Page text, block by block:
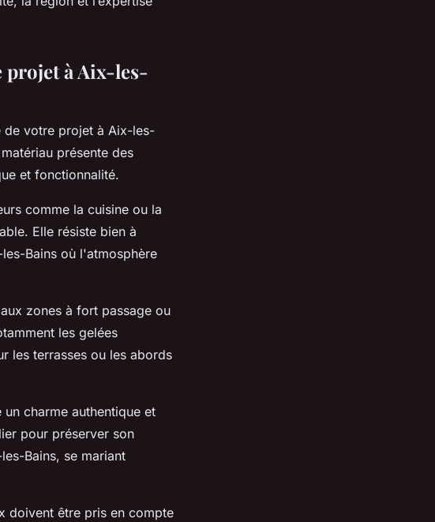
projet à Aix-les-
de votre projet à Aix-les-
présente des
et fonctionnalité.
comme la cuisine ou la
Elle résiste bien à
Bains où l'atmosphère
zones à fort passage ou
les gelées
les terrasses ou les abords
charme authentique et
pour préserver son
Bains, se mariant
doivent être pris en compte